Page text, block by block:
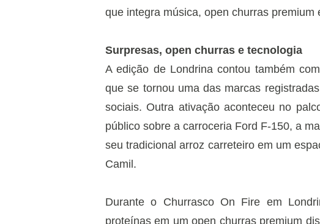
que integra música, open churras
Surpresas, open churras e tecnologia
A edição de Londrina contou também
que se tornou uma das marcas
sociais. Outra ativação aconteceu no
público sobre a carroceria Ford F-150, a
seu tradicional arroz carreteiro em um
Camil.
Durante o Churrasco On Fire em
proteínas em um open churras premium